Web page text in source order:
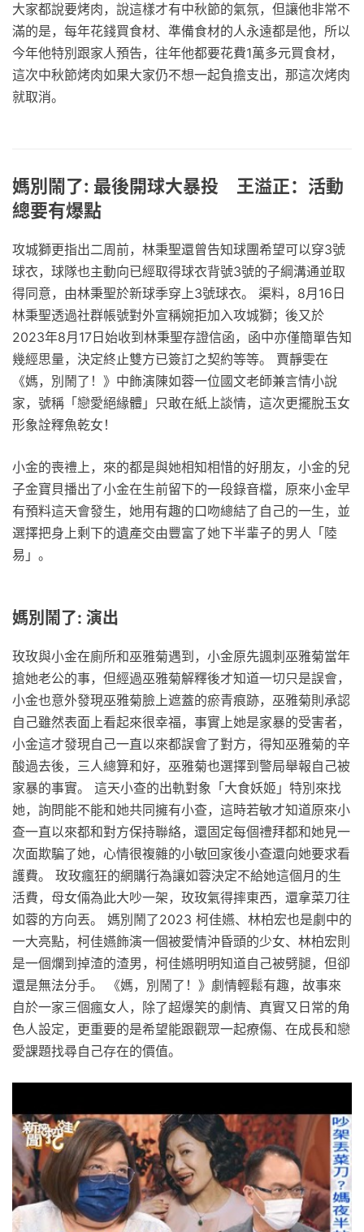
大家都說要烤肉，說這樣才有中秋節的氣氛，但讓他非常不
滿的是，每年花錢買食材、準備食材的人永遠都是他，所以
今年他特別跟家人預告，往年他都要花費1萬多元買食材，
這次中秋節烤肉如果大家仍不想一起負擔支出，那這次烤肉
就取消。
媽別鬧了: 最後開球大暴投 王溢正：活動
總要有爆點
攻城獅更指出二周前，林秉聖還曾告知球團希望可以穿3號
球衣，球隊也主動向已經取得球衣背號3號的子綱溝通並取
得同意，由林秉聖於新球季穿上3號球衣。 渠料，8月16日
林秉聖透過社群帳號對外宣稱婉拒加入攻城獅；後又於
2023年8月17日始收到林秉聖存證信函，函中亦僅簡單告知
幾經思量，決定終止雙方已簽訂之契約等等。 賈靜雯在
《媽，別鬧了！》中飾演陳如蓉一位國文老師兼言情小說
家，號稱「戀愛絕緣體」只敢在紙上談情，這次更擺脫玉女
形象詮釋魚乾女！
小金的喪禮上，來的都是與她相知相惜的好朋友，小金的兒
子金寶貝播出了小金在生前留下的一段錄音檔，原來小金早
有預料這天會發生，她用有趣的口吻總結了自己的一生，並
選擇把身上剩下的遺產交由豐富了她下半輩子的男人「陸
易」。
媽別鬧了: 演出
玫玫與小金在廁所和巫雅菊遇到，小金原先諷刺巫雅菊當年
搶她老公的事，但經過巫雅菊解釋後才知道一切只是誤會，
小金也意外發現巫雅菊臉上遮蓋的瘀青痕跡，巫雅菊則承認
自己雖然表面上看起來很幸福，事實上她是家暴的受害者，
小金這才發現自己一直以來都誤會了對方，得知巫雅菊的辛
酸過去後，三人總算和好，巫雅菊也選擇到警局舉報自己被
家暴的事實。 這天小查的出軌對象「大食妖姬」特別來找
她，詢問能不能和她共同擁有小查，這時若敏才知道原來小
查一直以來都和對方保持聯絡，還固定每個禮拜都和她見一
次面欺騙了她，心情很複雜的小敏回家後小查還向她要求看
護費。 玫玫瘋狂的網購行為讓如蓉決定不給她這個月的生
活費，母女倆為此大吵一架，玫玫氣得摔東西，還拿菜刀往
如蓉的方向丟。 媽別鬧了2023 柯佳嬿、林柏宏也是劇中的
一大亮點，柯佳嬿飾演一個被愛情沖昏頭的少女、林柏宏則
是一個爛到掉渣的渣男，柯佳嬿明明知道自己被劈腿，但卻
還是無法分手。 《媽，別鬧了！》劇情輕鬆有趣，故事來
自於一家三個瘋女人，除了超爆笑的劇情、真實又日常的角
色人設定，更重要的是希望能跟觀眾一起療傷、在成長和戀
愛課題找尋自己存在的價值。